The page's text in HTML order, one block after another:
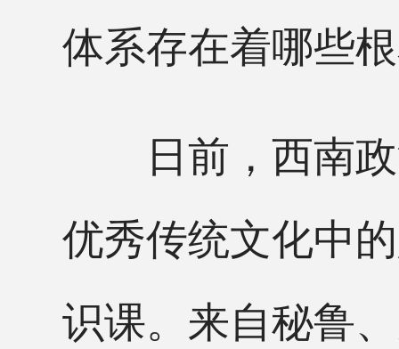
体系存在着哪些
日前，西南政
优秀传统文化中
识课。来自秘鲁